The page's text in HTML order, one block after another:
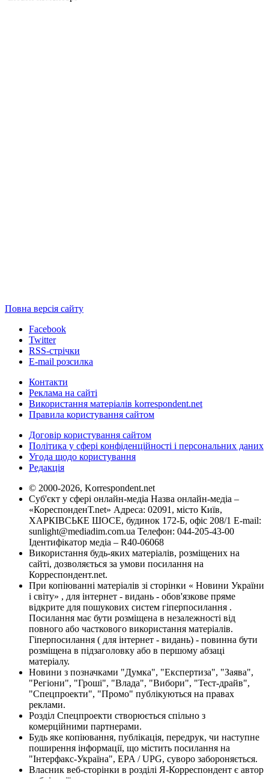
Повна версія сайту
Facebook
Twitter
RSS-стрічки
E-mail розсилка
Контакти
Реклама на сайті
Використання матеріалів korrespondent.net
Правила користування сайтом
Договір користування сайтом
Політика у сфері конфіденційності і персональних даних
Угода щодо користування
Редакція
© 2000-2026, Korrespondent.net
Суб'єкт у сфері онлайн-медіа Назва онлайн-медіа –
«КореспонденТ.net» Адреса: 02091, місто Київ,
ХАРКІВСЬКЕ ШОСЕ, будинок 172-Б, офіс 208/1 E-mail:
sunlight@mediadim.com.ua Телефон: 044-205-43-00
Ідентифікатор медіа – R40-06068
Використання будь-яких матеріалів, розміщених на
сайті, дозволяється за умови посилання на
Корреспондент.net.
При копіюванні матеріалів зі сторінки « Новини України
і світу» , для інтернет - видань - обов'язкове пряме
відкрите для пошукових систем гіперпосилання .
Посилання має бути розміщена в незалежності від
повного або часткового використання матеріалів.
Гіперпосилання ( для інтернет - видань) - повинна бути
розміщена в підзаголовку або в першому абзаці
матеріалу.
Новини з позначками "Думка", "Експертиза", "Заява",
"Регіони", "Гроші", "Влада", "Вибори", "Тест-драйв",
"Спецпроекти", "Промо" публікуються на правах
реклами.
Розділ Спецпроекти створюється спільно з
комерційними партнерами.
Будь яке копіювання, публікація, передрук, чи наступне
поширення інформації, що містить посилання на
"Інтерфакс-Україна", EPA / UPG, суворо забороняється.
Власник веб-сторінки в розділі Я-Корреспондент є автор